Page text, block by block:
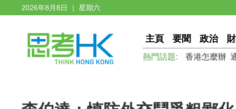
2026年8月8日 ｜ 星期六
主頁 要聞 政治
熱門話題: 香港怎麼辦